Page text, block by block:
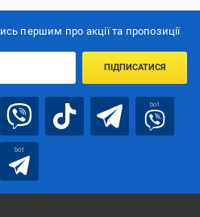
першим про акції та пропозиції
ПІДПИСАТИСЯ
bot
bot